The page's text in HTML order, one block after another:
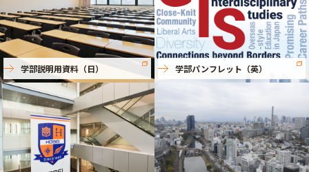
学部説明用資料（日） 学部パンフレット（英）